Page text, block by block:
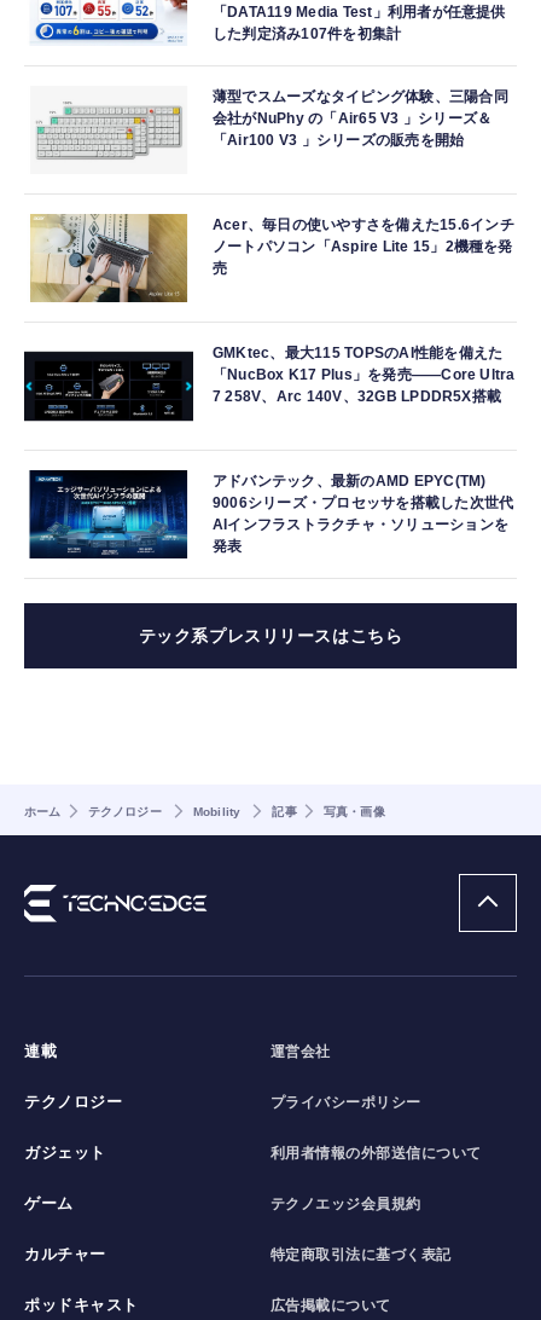
「DATA119 Media Test」利用者が任意提供
した判定済み107件を初集計
薄型でスムーズなタイピング体験、三陽合同
会社がNuPhy の「Air65 V3 」シリーズ＆
「Air100 V3 」シリーズの販売を開始
Acer、毎日の使いやすさを備えた15.6インチ
ノートパソコン「Aspire Lite 15」2機種を発
売
GMKtec、最大115 TOPSのAI性能を備えた
「NucBox K17 Plus」を発売――Core Ultra
7 258V、Arc 140V、32GB LPDDR5X搭載
アドバンテック、最新のAMD EPYC(TM)
9006シリーズ・プロセッサを搭載した次世代
AIインフラストラクチャ・ソリューションを
発表
テック系プレスリリースはこちら
ホーム テクノロジー Mobility 記事 写真・画像
連載
テクノロジー
ガジェット
ゲーム
カルチャー
ポッドキャスト
運営会社
プライバシーポリシー
利用者情報の外部送信について
テクノエッジ会員規約
特定商取引法に基づく表記
広告掲載について